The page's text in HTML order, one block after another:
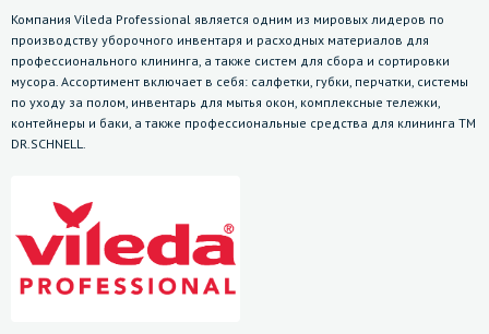
Компания Vileda Professional является одним из мировых лидеров по
производству уборочного инвентаря и расходных материалов для
профессионального клининга, а также систем для сбора и сортировки
мусора. Ассортимент включает в себя: салфетки, губки, перчатки, системы
по уходу за полом, инвентарь для мытья окон, комплексные тележки,
контейнеры и баки, а также профессиональные средства для клининга ТМ
DR.SCHNELL.